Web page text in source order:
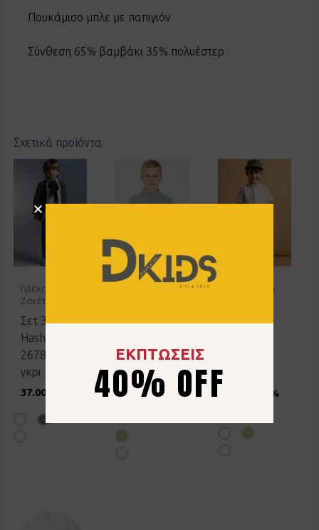
Πουκάμισο μπλε με παπιγιόν
Σύνθεση 65% βαμβάκι 35% πολυέστερ
Σχετικά προϊόντα
Γιλέκα -
Ζακέτες
Σετ 3τεμ
Hashtag
267821
γκρι
37.00
φυστικί
19.00 €
11.40 €40%
Παντελόνια
Hashtag
40%
ΕΚΠΤΩΣΕΙΣ
40% OFF